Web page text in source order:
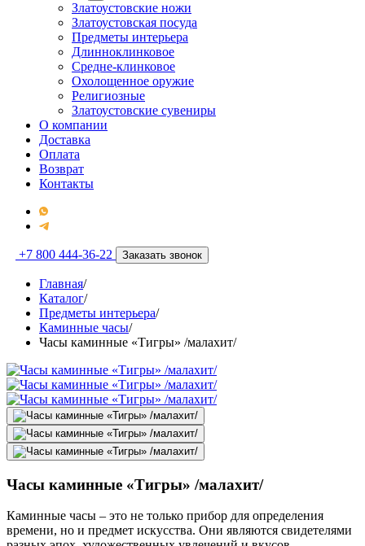
Златоустовские ножи
Златоустовская посуда
Предметы интерьера
Длинноклинковое
Средне-клинковое
Охолощенное оружие
Религиозные
Златоустовские сувениры
О компании
Доставка
Оплата
Возврат
Контакты
+7 800 444-36-22 Заказать звонок
Главная/
Каталог/
Предметы интерьера/
Каминные часы/
Часы каминные «Тигры» /малахит/
Часы каминные «Тигры» /малахит/
Каминные часы – это не только прибор для определения
времени, но и предмет искусства. Они являются свидетелями